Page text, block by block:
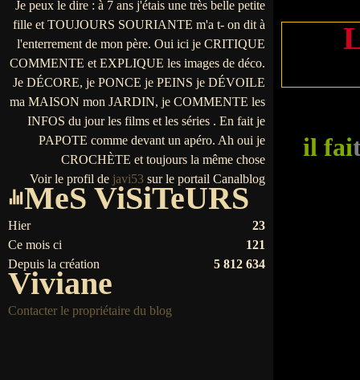
Je peux le dire : à 7 ans j'étais une très belle petite
fille et TOUJOURS SOURIANTE m'a t- on dit à
l'enterrement de mon père. Oui ici je CRITIQUE
COMMENTE et EXPLIQUE les images de déco.
Je DÉCORE, je PONCE je PEINS je DÉVOILE
ma MAISON mon JARDIN, je COMMENTE les
INFOS du jour les films et les séries . En fait je
PAPOTE comme devant un apéro. Ah oui je
CROCHÈTE et toujours la même chose
Voir le profil de javi53 sur le portail Canalblog
MeS ViSiTeURS
Hier
23
Ce mois ci
121
Depuis la création
5 812 634
Viviane
Contacter le propriétaire du blog
il fai